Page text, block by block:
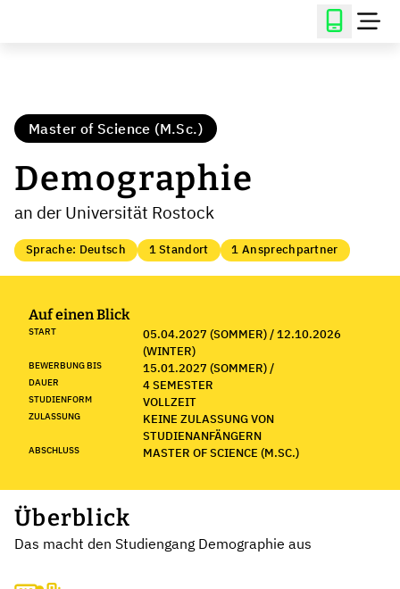
Master of Science (M.Sc.)
Demographie
an der Universität Rostock
Sprache: Deutsch 1 Standort 1 Ansprechpartner
Auf einen Blick
START
05.04.2027 (SOMMER) / 12.10.2026
(WINTER)
BEWERBUNG BIS 15.01.2027 (SOMMER) /
DAUER 4 SEMESTER
STUDIENFORM VOLLZEIT
ZULASSUNG
KEINE ZULASSUNG VON
STUDIENANFÄNGERN
ABSCHLUSS MASTER OF SCIENCE (M.SC.)
Überblick
Das macht den Studiengang Demographie aus